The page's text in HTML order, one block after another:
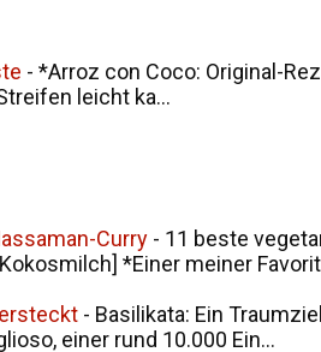
- *Arroz con Coco: Original-
leicht ka...
Curry - 11 beste
*Einer meiner
- Basilikata: Ein
einer rund 10.000 Ein...